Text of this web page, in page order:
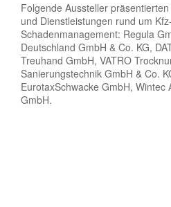
Folgende Aussteller
und Dienstleistungen rund um
Schadenmanagement: Regula
Deutschland GmbH & Co. KG,
Treuhand GmbH, VATRO
Sanierungstechnik GmbH & Co.
EurotaxSchwacke GmbH, Wintec
GmbH.